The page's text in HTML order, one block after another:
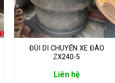
ĐÙI DI CHUYỂN XE ĐÀO
ZX240-5
Liên hệ